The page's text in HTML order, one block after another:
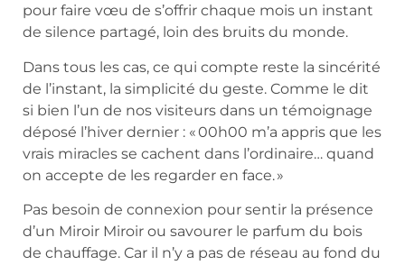
pour faire vœu de s’offrir chaque mois un instant
de silence partagé, loin des bruits du monde.
Dans tous les cas, ce qui compte reste la sincérité
de l’instant, la simplicité du geste. Comme le dit
si bien l’un de nos visiteurs dans un témoignage
déposé l’hiver dernier : « 00h00 m’a appris que les
vrais miracles se cachent dans l’ordinaire… quand
on accepte de les regarder en face. »
Pas besoin de connexion pour sentir la présence
d’un Miroir Miroir ou savourer le parfum du bois
de chauffage. Car il n’y a pas de réseau au fond du